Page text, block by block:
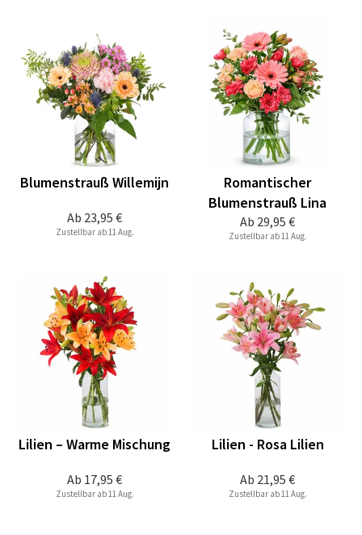
Ab 23,95 €
Blumenstrauß Willemijn
Zustellbar ab 11 Aug.
Ab 29,95 €
Romantischer
Blumenstrauß Lina
Zustellbar ab 11 Aug.
Ab 17,95 €
Lilien – Warme Mischung
Zustellbar ab 11 Aug.
Ab 21,95 €
Lilien - Rosa Lilien
Zustellbar ab 11 Aug.